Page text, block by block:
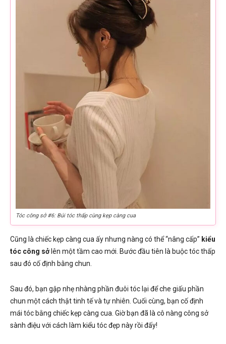
Tóc công sở #6: Búi tóc thấp cùng kẹp càng cua
Cũng là chiếc kẹp càng cua ấy nhưng nàng có thể “nâng cấp” kiểu
tóc công sởlên một tầm cao mới. Bước đầu tiên là buộc tóc thấp
sau đó cố định bằng chun.
Sau đó, bạn gập nhẹ nhàng phần đuôi tóc lại để che giấu phần
chun một cách thật tinh tế và tự nhiên. Cuối cùng, bạn cố định
mái tóc bằng chiếc kẹp càng cua. Giờ bạn đã là cô nàng công sở
sành điệu với cách làm kiểu tóc đẹp này rồi đấy!